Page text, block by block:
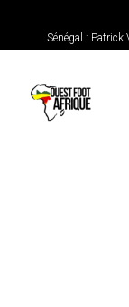
Sénégal : Patrick